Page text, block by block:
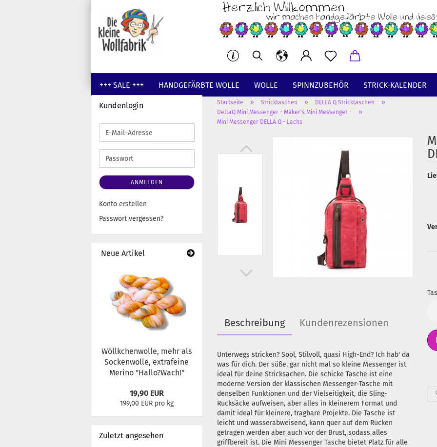
+++ SALE +++ HANDGEFÄRBTE WOLLE WOLLE SPINNZUBEHÖR STRICK-KALENDER
GUTSCHEINE WOLLE UNGEFÄRBT
Startseite » Stricktaschen » DELLA Q Stricktaschen »
DellaQ Mini Messenger - Maker's Mini Messenger - »
Mini Messenger DELLA Q - Lachs
Beschreibung Kundenrezensionen
Unterwegs stricken? Sool, Stilvoll, quasi High-End? Ich hab' da
was für dich. Der süße, gar nicht mal so kleine Messenger ist
ideal für deine Stricksachen. Die schicke Tasche ist eine
moderne Version der klassischen Messenger-Tasche mit
denselben Funktionen und der Vielseitigkeit, die Sling-
Rucksäcke aufweisen, aber alles in kleinerem Format und
damit ideal für kleinere, tragbare Projekte. Die Tasche ist
leicht und wasserabweisend, kann quer auf dem Rücken
getragen werden aber auch vor der Brust, sodass alles
griffbereit ist. Die Mini Messenger Tasche bietet Platz für alle
Kundenlogin
E-
Mail-
Adresse
Passwort
ANMELDEN
Konto erstellen
Passwort vergessen?
Neue Artikel
Wöllkchenwolle, mehr als
Sockenwolle, extrafeine
Merino "Hallo?Wach!"
19,90 EUR
199,00 EUR pro kg
Zuletzt angesehen